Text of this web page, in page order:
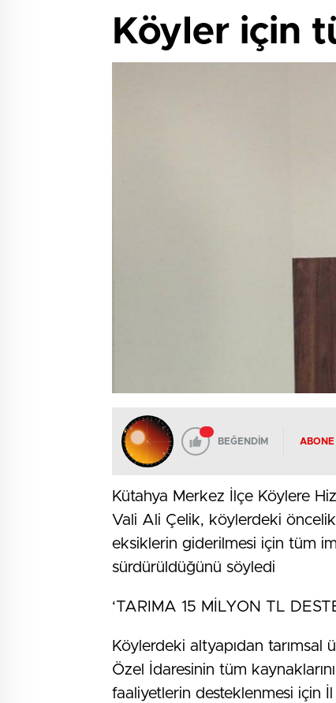
Köyler için
BEĞENDİM ABONE
Kütahya Merkez İlçe Köylere
Vali Ali Çelik, köylerdeki
eksiklerin giderilmesi için tüm
sürdürüldüğünü söyledi
‘TARIMA 15 MİLYON TL
Köylerdeki altyapıdan tarımsal
Özel İdaresinin tüm
faaliyetlerin desteklenmesi için